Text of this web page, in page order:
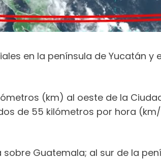
en la península de Yucatán y
(km) al oeste de la
de 55 kilómetros por hora
Guatemala; al sur de la